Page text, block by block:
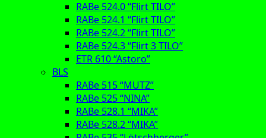
RABe 524.0 “Flirt TILO”
RABe 524.1 “Flirt TILO”
RABe 524.2 “Flirt TILO”
RABe 524.3 “Flirt 3 TILO”
ETR 610 “Astoro”
BLS
RABe 515 “MUTZ”
RABe 525 “NINA”
RABe 528.1 “MIKA”
RABe 528.2 “MIKA”